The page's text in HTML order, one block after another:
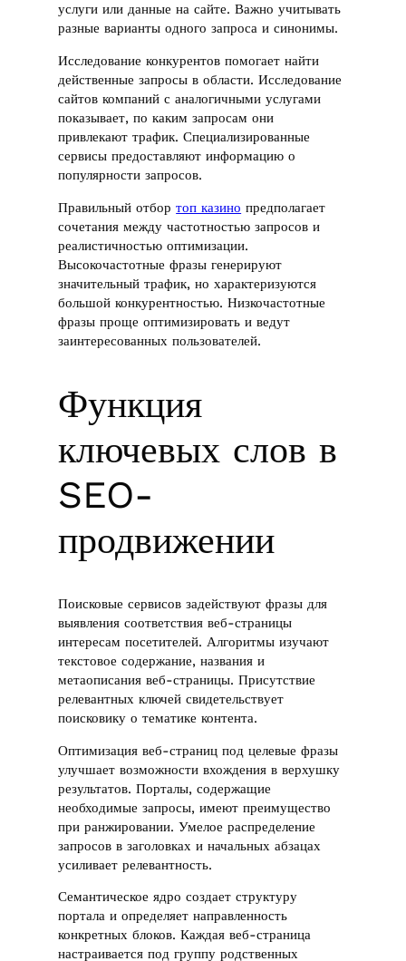
услуги или данные на сайте. Важно учитывать
разные варианты одного запроса и синонимы.
Исследование конкурентов помогает найти
действенные запросы в области. Исследование
сайтов компаний с аналогичными услугами
показывает, по каким запросам они
привлекают трафик. Специализированные
сервисы предоставляют информацию о
популярности запросов.
Правильный отбортоп казино предполагает
сочетания между частотностью запросов и
реалистичностью оптимизации.
Высокочастотные фразы генерируют
значительный трафик, но характеризуются
большой конкурентностью. Низкочастотные
фразы проще оптимизировать и ведут
заинтересованных пользователей.
Функция
ключевых слов в
SEO-
продвижении
Поисковые сервисов задействуют фразы для
выявления соответствия веб-страницы
интересам посетителей. Алгоритмы изучают
текстовое содержание, названия и
метаописания веб-страницы. Присутствие
релевантных ключей свидетельствует
поисковику о тематике контента.
Оптимизация веб-страниц под целевые фразы
улучшает возможности вхождения в верхушку
результатов. Порталы, содержащие
необходимые запросы, имеют преимущество
при ранжировании. Умелое распределение
запросов в заголовках и начальных абзацах
усиливает релевантность.
Семантическое ядро создает структуру
портала и определяет направленность
конкретных блоков. Каждая веб-страница
настраивается под группу родственных